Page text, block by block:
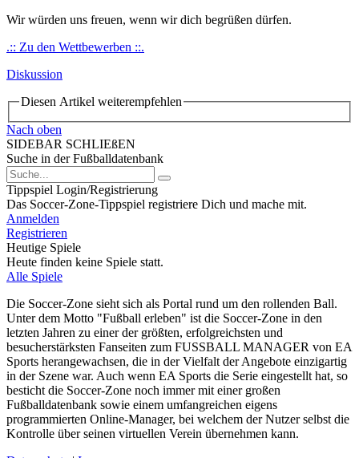
Wir würden uns freuen, wenn wir dich begrüßen dürfen.
.:: Zu den Wettbewerben ::.
Diskussion
Diesen Artikel weiterempfehlen
Nach oben
SIDEBAR SCHLIEßEN
Suche in der Fußballdatenbank
Tippspiel Login/Registrierung
Das Soccer-Zone-Tippspiel registriere Dich und mache mit.
Anmelden
Registrieren
Heutige Spiele
Heute finden keine Spiele statt.
Alle Spiele
Die Soccer-Zone sieht sich als Portal rund um den rollenden Ball.
Unter dem Motto "Fußball erleben" ist die Soccer-Zone in den
letzten Jahren zu einer der größten, erfolgreichsten und
besucherstärksten Fanseiten zum FUSSBALL MANAGER von EA
Sports herangewachsen, die in der Vielfalt der Angebote einzigartig
in der Szene war. Auch wenn EA Sports die Serie eingestellt hat, so
besticht die Soccer-Zone noch immer mit einer großen
Fußballdatenbank sowie einem umfangreichen eigens
programmierten Online-Manager, bei welchem der Nutzer selbst die
Kontrolle über seinen virtuellen Verein übernehmen kann.